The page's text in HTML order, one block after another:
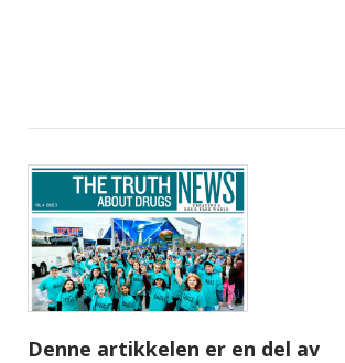
Denne artikkelen er en del av